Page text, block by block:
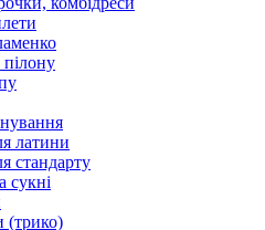
латини
стандарту
сукні
(трико)